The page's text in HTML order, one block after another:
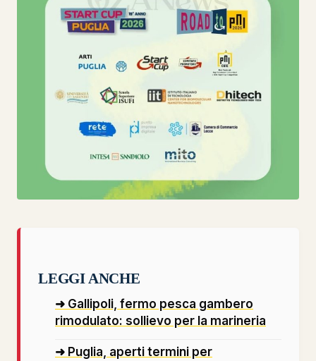
LEGGI ANCHE
➜ Gallipoli, fermo pesca gambero
rimodulato: sollievo per la marineria
➜ Puglia, aperti termini per